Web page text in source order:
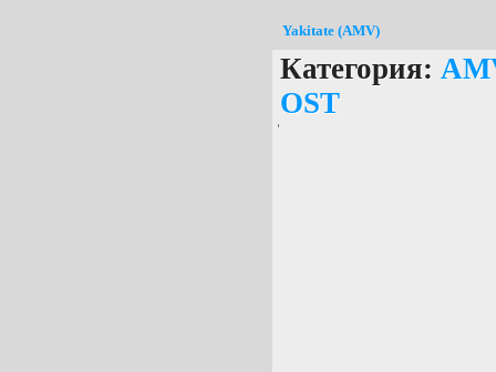
Yakitate (AMV)
Категория:
OST